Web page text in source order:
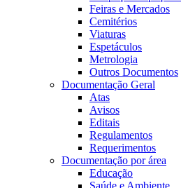
Feiras e Mercados
Cemitérios
Viaturas
Espetáculos
Metrologia
Outros Documentos
Documentação Geral
Atas
Avisos
Editais
Regulamentos
Requerimentos
Documentação por área
Educação
Saúde e Ambiente